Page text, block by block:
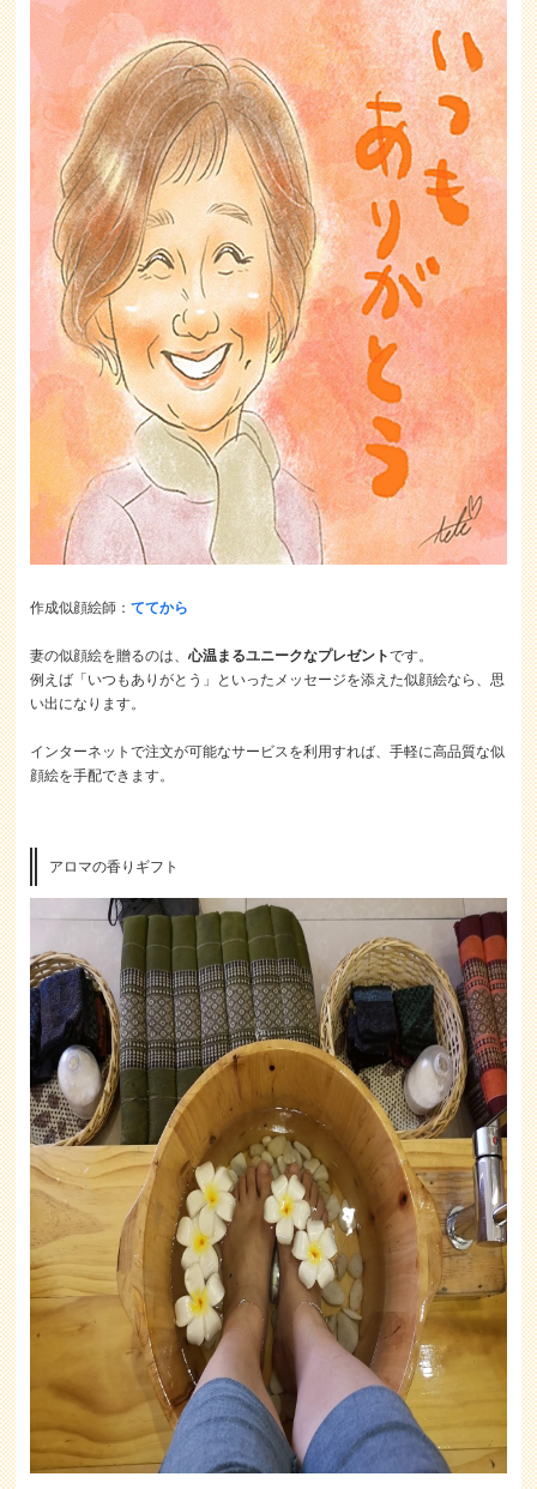
作成似顔絵師：ててから
妻の似顔絵を贈るのは、心温まるユニークなプレゼントです。
例えば「いつもありがとう」といったメッセージを添えた似顔絵なら、思
い出になります。
インターネットで注文が可能なサービスを利用すれば、手軽に高品質な似
顔絵を手配できます。
アロマの香りギフト